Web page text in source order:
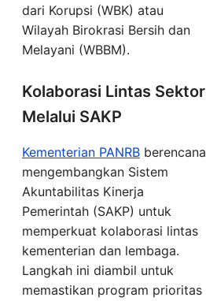
dari Korupsi (WBK) atau
Wilayah Birokrasi Bersih dan
Melayani (WBBM).
Kolaborasi Lintas Sektor
Melalui SAKP
Kementerian PANRB berencana
mengembangkan Sistem
Akuntabilitas Kinerja
Pemerintah (SAKP) untuk
memperkuat kolaborasi lintas
kementerian dan lembaga.
Langkah ini diambil untuk
memastikan program prioritas